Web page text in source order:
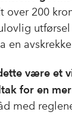
over 200
en
være et
for en
med